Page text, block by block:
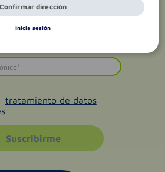
tratamiento de datos
Suscribirme
Confirmar dirección
Inicia sesión